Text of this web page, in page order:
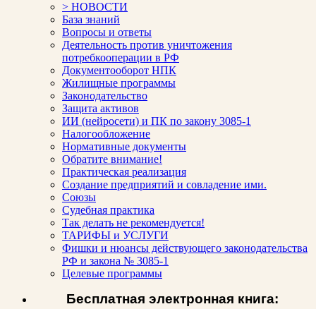
> НОВОСТИ
База знаний
Вопросы и ответы
Деятельность против уничтожения
потребкооперации в РФ
Документооборот НПК
Жилищные программы
Законодательство
Защита активов
ИИ (нейросети) и ПК по закону 3085-1
Налогообложение
Нормативные документы
Обратите внимание!
Практическая реализация
Создание предприятий и совладение ими.
Союзы
Судебная практика
Так делать не рекомендуется!
ТАРИФЫ и УСЛУГИ
Фишки и нюансы действующего законодательства
РФ и закона № 3085-1
Целевые программы
Бесплатная электронная книга: